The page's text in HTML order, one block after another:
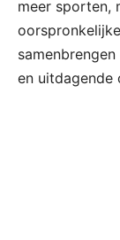
meer sporten,
en uitdagende